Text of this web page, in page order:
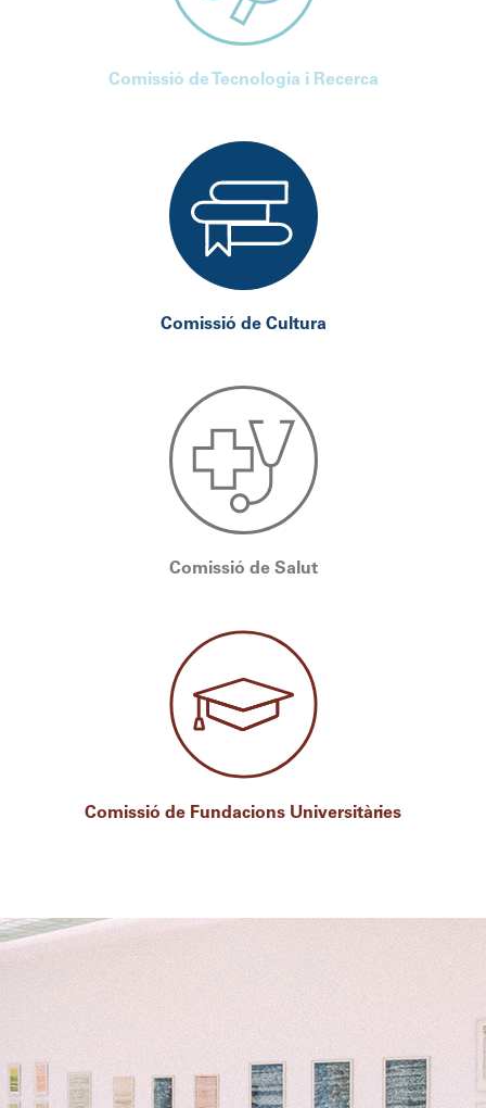
Comissió de Tecnologia i Recerca
Comissió de Cultura
Comissió de Salut
Comissió de Fundacions Universitàries